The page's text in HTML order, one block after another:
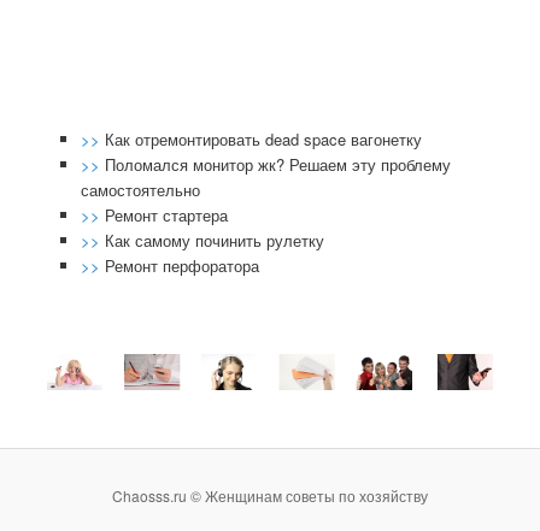
>> Как отремонтировать dead space вагонетку
>> Поломался монитор жк? Решаем эту проблему
самостоятельно
>> Ремонт стартера
>> Как самому починить рулетку
>> Ремонт перфоратора
Chaosss.ru © Женщинам советы по хозяйству